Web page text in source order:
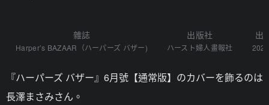
雜誌
Harper’s BAZAAR（ハーパーズ バザー)
出版社
ハースト婦人畫報社
出
『ハーパーズ バザー』6月號【通常版】のカバーを飾るのは
長澤まさみさん。